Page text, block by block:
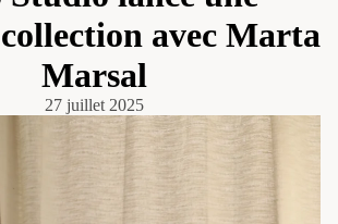
avec Marta
Marsal
27 juillet 2025